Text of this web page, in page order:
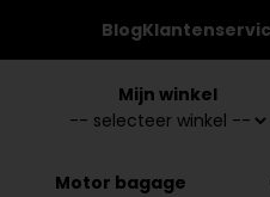
Blog
Mijn winkel
Motor bagage